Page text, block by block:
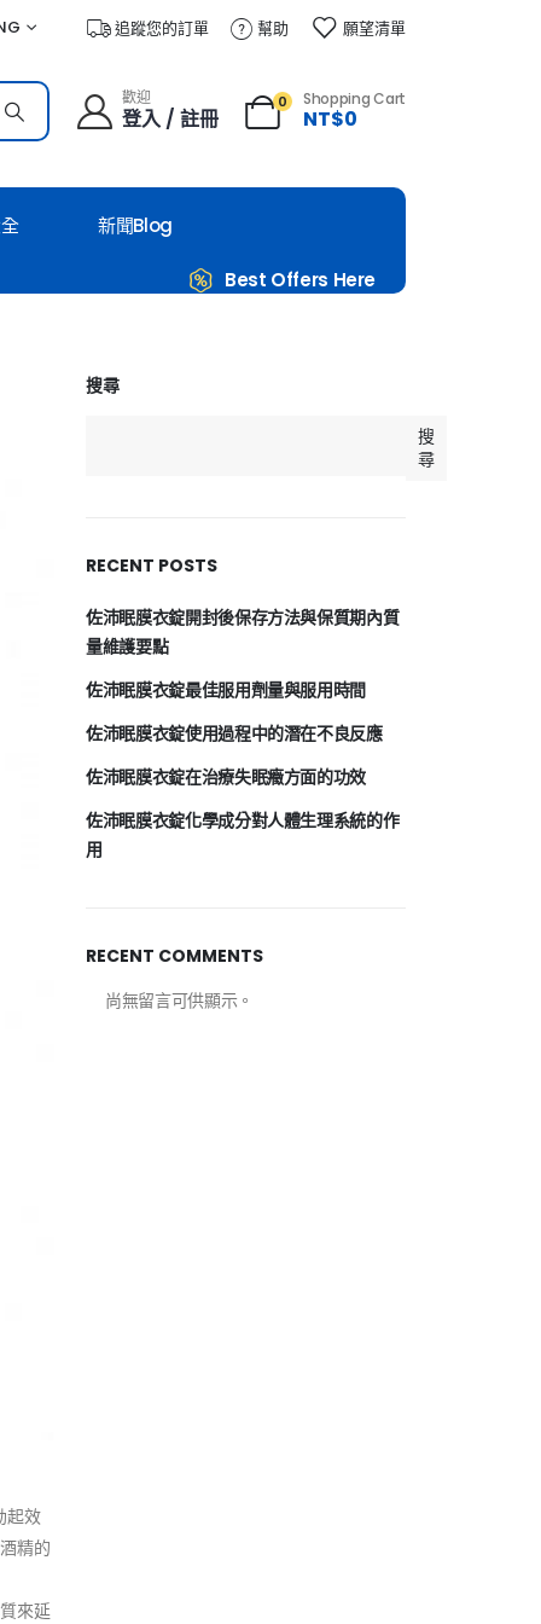
追蹤您的訂單 幫助 願望清單
歡迎
登入 / 註冊
0 Shopping Cart
NT$0
新聞Blog
Best Offers Here
起效
精的
來延
搜尋
搜
尋
RECENT POSTS
佐沛眠膜衣錠開封後保存方法與保質期內質
量維護要點
佐沛眠膜衣錠最佳服用劑量與服用時間
佐沛眠膜衣錠使用過程中的潛在不良反應
佐沛眠膜衣錠在治療失眠癥方面的功效
佐沛眠膜衣錠化學成分對人體生理系統的作
用
RECENT COMMENTS
尚無留言可供顯示。